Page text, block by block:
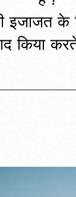
इजाजत के
किया